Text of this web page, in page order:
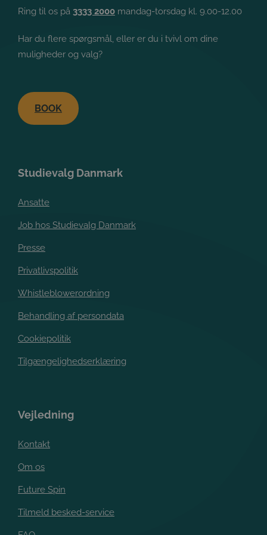
og under krig, mens politiet sørger for ro og orden og
Læs mere:
https://www.ug.dk/Uddannelser/politiogforsvar
Andre uddannelser
erhvervsakademi-, professionsbachelor-, bachelor- eller
kandidatuddannelser. Eksempler på disse er
https://www.ug.dk/uddannelser/
Læs og se mere her
danmark/
https://www.youtube.com/watch?
v=a0VIQejAeNs&t=4s
Ring til os på 3333 2000 mandag-torsdag kl. 9.00-12.00
Har du flere spørgsmål, eller er du i tvivl om dine
muligheder og valg?
BOOK
Studievalg Danmark
Ansatte
Job hos Studievalg Danmark
Presse
Privatlivspolitik
Whistleblowerordning
Behandling af persondata
Cookiepolitik
Tilgængelighedserklæring
Vejledning
Kontakt
Om os
Future Spin
Tilmeld besked-service